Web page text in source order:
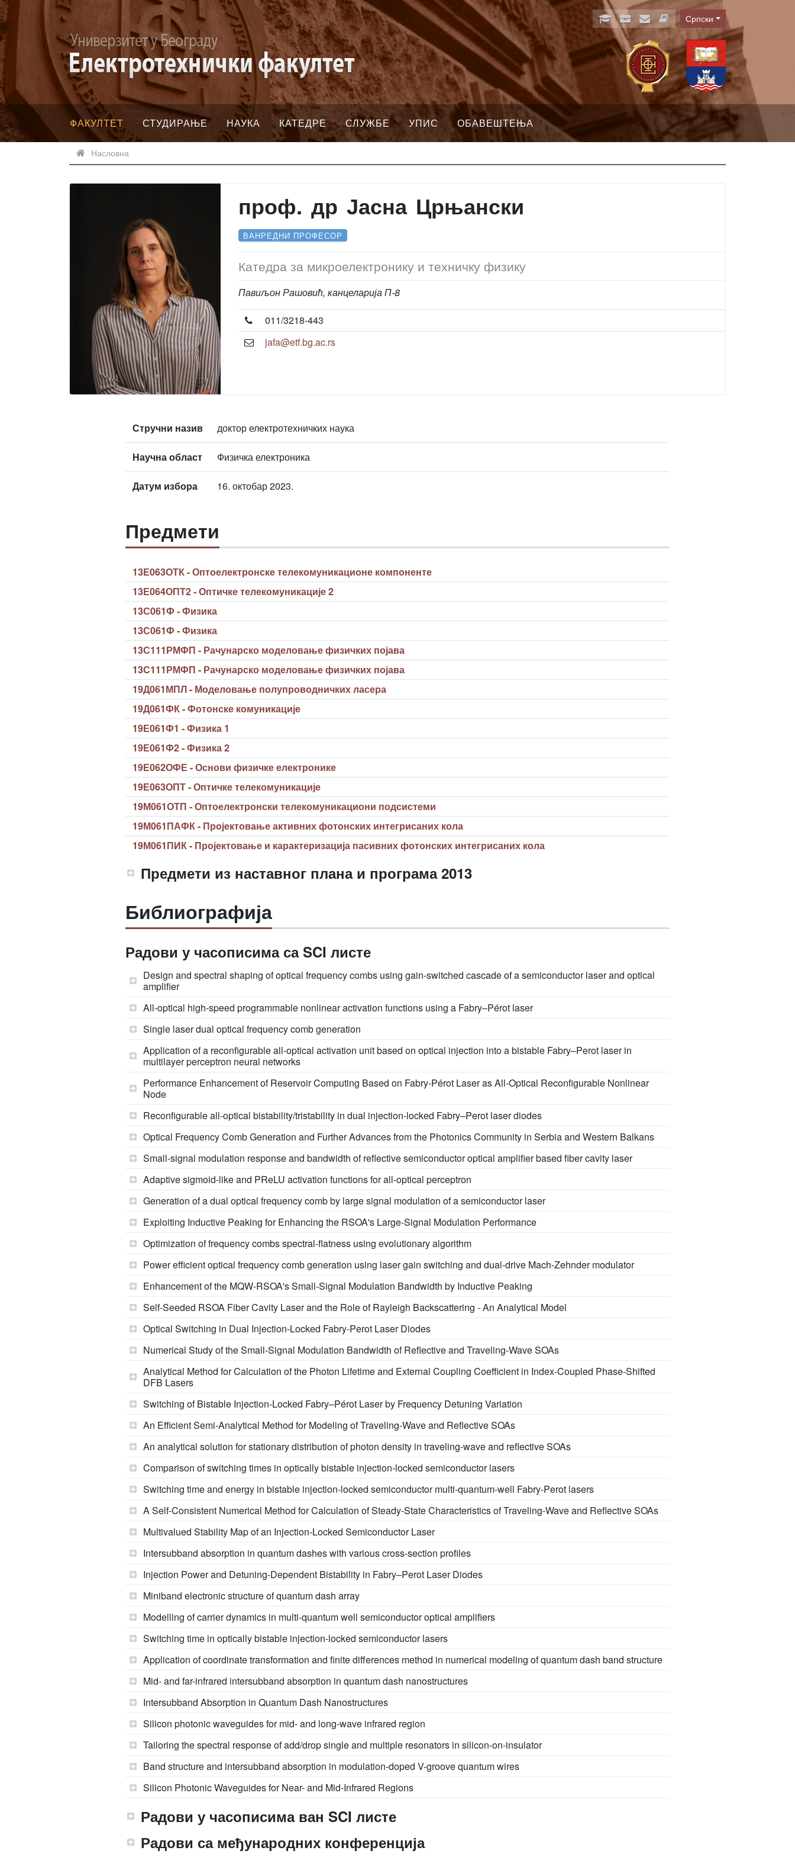
Language
Српски
ФАКУЛТЕТ СТУДИРАЊЕ НАУКА КАТЕДРЕ СЛУЖБЕ УПИС ОБАВЕШТЕЊА
Насловна
проф. др Јасна Црњански
ВАНРЕДНИ ПРОФЕСОР
Катедра за микроелектронику и техничку физику
Павиљон Рашовић, канцеларија П-8
011/3218-443
jafa@etf.bg.ac.rs
Стручни назив доктор електротехничких наука
Научна област Физичка електроника
Датум избора 16. октобар 2023.
Предмети
13Е063ОТК - Оптоелектронске телекомуникационе компоненте
13Е064ОПТ2 - Оптичке телекомуникације 2
13С061Ф - Физика
13С061Ф - Физика
13С111РМФП - Рачунарско моделовање физичких појава
13С111РМФП - Рачунарско моделовање физичких појава
19Д061МПЛ - Моделовање полупроводничких ласера
19Д061ФК - Фотонске комуникације
19Е061Ф1 - Физика 1
19Е061Ф2 - Физика 2
19Е062ОФЕ - Основи физичке електронике
19Е063ОПТ - Оптичке телекомуникације
19М061ОТП - Оптоелектронски телекомуникациони подсистеми
19М061ПАФК - Пројектовање активних фотонских интегрисаних кола
19М061ПИК - Пројектовање и карактеризација пасивних фотонских интегрисаних кола
Предмети из наставног плана и програма 2013
Библиографија
Радови у часописима са SCI листе
Design and spectral shaping of optical frequency combs using gain-switched cascade of a semiconductor laser and optical
amplifier
All-optical high-speed programmable nonlinear activation functions using a Fabry–Pérot laser
Single laser dual optical frequency comb generation
Application of a reconfigurable all-optical activation unit based on optical injection into a bistable Fabry–Perot laser in
multilayer perceptron neural networks
Performance Enhancement of Reservoir Computing Based on Fabry-Pérot Laser as All-Optical Reconfigurable Nonlinear
Node
Reconfigurable all-optical bistability/tristability in dual injection-locked Fabry–Perot laser diodes
Optical Frequency Comb Generation and Further Advances from the Photonics Community in Serbia and Western Balkans
Small-signal modulation response and bandwidth of reflective semiconductor optical amplifier based fiber cavity laser
Adaptive sigmoid-like and PReLU activation functions for all-optical perceptron
Generation of a dual optical frequency comb by large signal modulation of a semiconductor laser
Exploiting Inductive Peaking for Enhancing the RSOA's Large-Signal Modulation Performance
Optimization of frequency combs spectral-flatness using evolutionary algorithm
Power efficient optical frequency comb generation using laser gain switching and dual-drive Mach-Zehnder modulator
Enhancement of the MQW-RSOA's Small-Signal Modulation Bandwidth by Inductive Peaking
Self-Seeded RSOA Fiber Cavity Laser and the Role of Rayleigh Backscattering - An Analytical Model
Optical Switching in Dual Injection-Locked Fabry-Perot Laser Diodes
Numerical Study of the Small-Signal Modulation Bandwidth of Reflective and Traveling-Wave SOAs
Analytical Method for Calculation of the Photon Lifetime and External Coupling Coefficient in Index-Coupled Phase-Shifted
DFB Lasers
Switching of Bistable Injection-Locked Fabry–Pérot Laser by Frequency Detuning Variation
An Efficient Semi-Analytical Method for Modeling of Traveling-Wave and Reflective SOAs
An analytical solution for stationary distribution of photon density in traveling-wave and reflective SOAs
Comparison of switching times in optically bistable injection-locked semiconductor lasers
Switching time and energy in bistable injection-locked semiconductor multi-quantum-well Fabry-Perot lasers
A Self-Consistent Numerical Method for Calculation of Steady-State Characteristics of Traveling-Wave and Reflective SOAs
Multivalued Stability Map of an Injection-Locked Semiconductor Laser
Intersubband absorption in quantum dashes with various cross-section profiles
Injection Power and Detuning-Dependent Bistability in Fabry–Perot Laser Diodes
Miniband electronic structure of quantum dash array
Modelling of carrier dynamics in multi-quantum well semiconductor optical amplifiers
Switching time in optically bistable injection-locked semiconductor lasers
Application of coordinate transformation and finite differences method in numerical modeling of quantum dash band structure
Mid- and far-infrared intersubband absorption in quantum dash nanostructures
Intersubband Absorption in Quantum Dash Nanostructures
Silicon photonic waveguides for mid- and long-wave infrared region
Tailoring the spectral response of add/drop single and multiple resonators in silicon-on-insulator
Band structure and intersubband absorption in modulation-doped V-groove quantum wires
Silicon Photonic Waveguides for Near- and Mid-Infrared Regions
Радови у часописима ван SCI листе
Радови са међународних конференција